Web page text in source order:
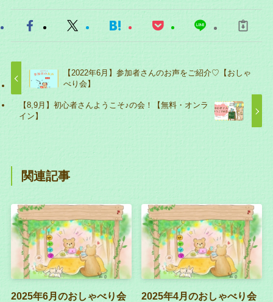
【2022年6月】参加者さんのお声をご紹介♡【おしゃ
べり会】
【8,9月】初心者さんようこそ♪の会！【無料・オンラ
イン】
関連記事
2025年6月のおしゃべり会 2025年4月のおしゃべり会